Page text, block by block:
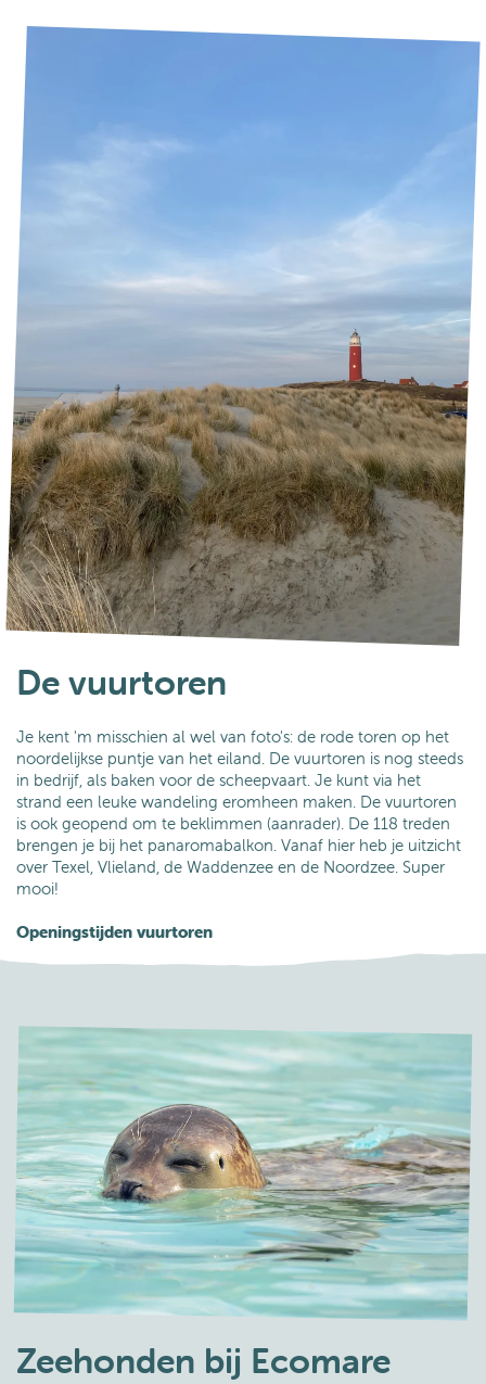
De vuurtoren
Je kent 'm misschien al wel van foto's: de rode toren op het
noordelijkse puntje van het eiland. De vuurtoren is nog steeds
in bedrijf, als baken voor de scheepvaart. Je kunt via het
strand een leuke wandeling eromheen maken. De vuurtoren
is ook geopend om te beklimmen (aanrader). De 118 treden
brengen je bij het panaromabalkon. Vanaf hier heb je uitzicht
over Texel, Vlieland, de Waddenzee en de Noordzee. Super
mooi!
Openingstijden vuurtoren
Zeehonden bij Ecomare